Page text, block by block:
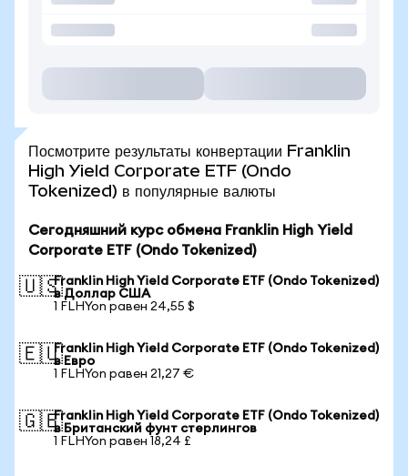
Посмотрите результаты конвертации Franklin
High Yield Corporate ETF (Ondo
Tokenized) в популярные валюты
Сегодняшний курс обмена Franklin High Yield
Corporate ETF (Ondo Tokenized)
🇺🇸Franklin High Yield Corporate ETF (Ondo Tokenized)
в Доллар США
1 FLHYon равен 24,55 $
🇪🇺Franklin High Yield Corporate ETF (Ondo Tokenized)
в Евро
1 FLHYon равен 21,27 €
🇬🇧Franklin High Yield Corporate ETF (Ondo Tokenized)
в Британский фунт стерлингов
1 FLHYon равен 18,24 £